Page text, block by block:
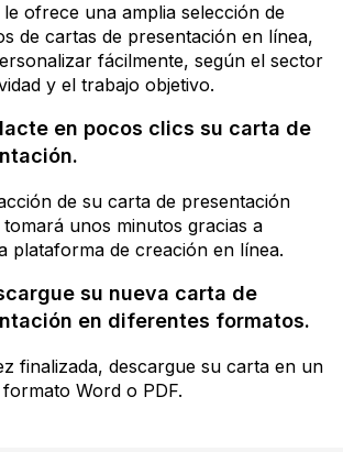
le ofrece una amplia selección de
de cartas de presentación en línea,
fácilmente, según el sector
y el trabajo objetivo.
en pocos clics su carta de
de su carta de presentación
unos minutos gracias a
plataforma de creación en línea.
su nueva carta de
en diferentes formatos.
finalizada, descargue su carta en un
Word o PDF.